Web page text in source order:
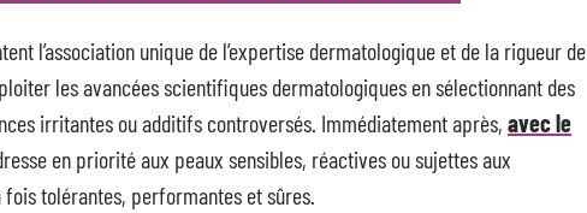
l’association unique de l’expertise dermatologique et de la rigueur de
les avancées scientifiques dermatologiques en sélectionnant des
irritantes ou additifs controversés. Immédiatement après, avec le
en priorité aux peaux sensibles, réactives ou sujettes aux
tolérantes, performantes et sûres.